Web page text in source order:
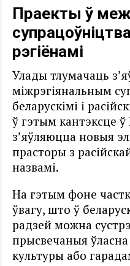
Праекты ў
рэгіёнамі
Улады тлумачаць
міжрэгіянальным
беларускімі і
ў гэтым кантэксце ў
з’яўляюцца новыя
прасторы з
назвамі.
На гэтым фоне
ўвагу, што ў
радзей можна
прысвечаныя ўласна
культуры або